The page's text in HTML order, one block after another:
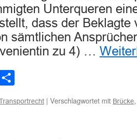
Unterqueren
dass der Beklagte
sämtlichen
zu 4) …
LinkedIn
| Verschlagwortet mit Brücke